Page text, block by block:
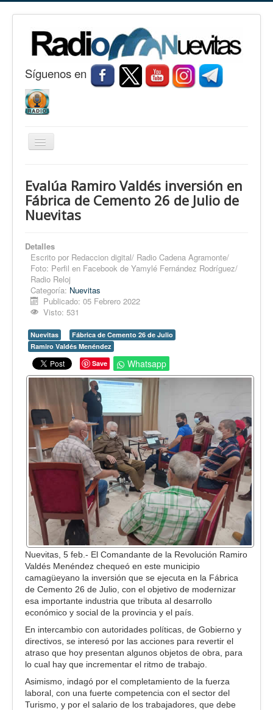
Síguenos en
Cambiar
Nuevitas
Noticias
Fotorreportaje
Opinión
En audio
Medio Ambiente
Ciencia, tecnología y curiosidades
Francés
Inglés
Desempolvando la historia
Evalúa Ramiro Valdés inversión en
Fábrica de Cemento 26 de Julio de
Nuevitas
Detalles
Escrito por Redaccion digital/ Radio Cadena Agramonte/
Foto: Perfil en Facebook de Yamylé Fernández Rodríguez/
Radio Reloj
Categoría: Nuevitas
Publicado: 05 Febrero 2022
Visto: 531
Nuevitas
Fábrica de Cemento 26 de Julio
Ramiro Valdés Menéndez
Save
Whatsapp
Nuevitas, 5 feb.- El Comandante de la Revolución Ramiro
Valdés Menéndez chequeó en este municipio
camagüeyano la inversión que se ejecuta en la Fábrica
de Cemento 26 de Julio, con el objetivo de modernizar
esa importante industria que tributa al desarrollo
económico y social de la provincia y el país.
En intercambio con autoridades políticas, de Gobierno y
directivos, se interesó por las acciones para revertir el
atraso que hoy presentan algunos objetos de obra, para
lo cual hay que incrementar el ritmo de trabajo.
Asimismo, indagó por el completamiento de la fuerza
laboral, con una fuerte competencia con el sector del
Turismo, y por el salario de los trabajadores, que debe